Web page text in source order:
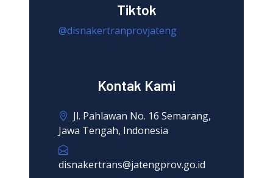
Tiktok
@disnakertranprovjateng
Kontak Kami
Jl. Pahlawan No. 16 Semarang,
Jawa Tengah, Indonesia
disnakertrans@jatengprov.go.id